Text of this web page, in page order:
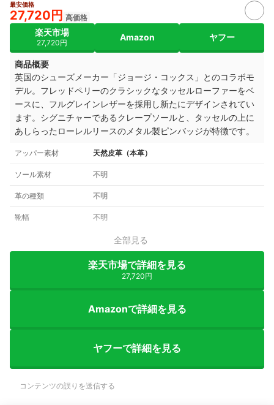
最安価格
27,720円 高価格
楽天市場
27,720円
Amazon ヤフー
商品概要
英国のシューズメーカー「ジョージ・コックス」とのコラボモ
デル。フレッドペリーのクラシックなタッセルローファーをベ
ースに、フルグレインレザーを採用し新たにデザインされてい
ます。シグニチャーであるクレープソールと、タッセルの上に
あしらったローレルリースのメタル製ピンバッジが特徴です。
アッパー素材 天然皮革（本革）
ソール素材 不明
革の種類 不明
靴幅 不明
全部見る
楽天市場で詳細を見る
27,720円
Amazonで詳細を見る
ヤフーで詳細を見る
コンテンツの誤りを送信する